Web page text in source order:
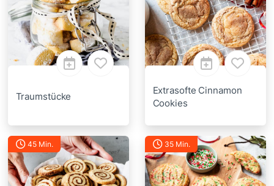
Traumstücke
Extrasofte Cinnamon
Cookies
45 Min. 35 Min.